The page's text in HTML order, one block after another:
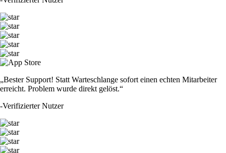
„Bester Support! Statt Warteschlange sofort einen echten Mitarbeiter
erreicht. Problem wurde direkt gelöst.“
-Verifizierter Nutzer